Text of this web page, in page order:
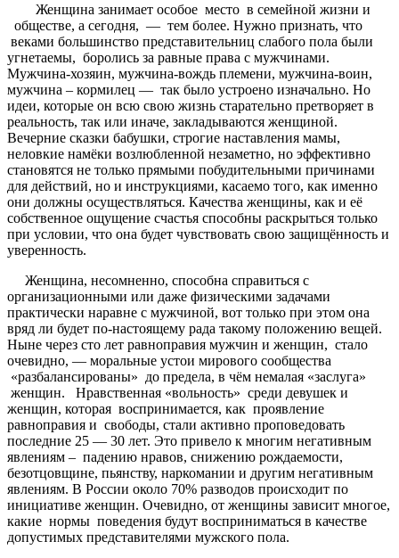
Женщина занимает особое место в семейной жизни и
обществе, а сегодня, — тем более. Нужно признать, что
веками большинство представительниц слабого пола были
угнетаемы, боролись за равные права с мужчинами.
Мужчина-хозяин, мужчина-вождь племени, мужчина-воин,
мужчина – кормилец — так было устроено изначально. Но
идеи, которые он всю свою жизнь старательно претворяет в
реальность, так или иначе, закладываются женщиной.
Вечерние сказки бабушки, строгие наставления мамы,
неловкие намёки возлюбленной незаметно, но эффективно
становятся не только прямыми побудительными причинами
для действий, но и инструкциями, касаемо того, как именно
они должны осуществляться. Качества женщины, как и её
собственное ощущение счастья способны раскрыться только
при условии, что она будет чувствовать свою защищённость и
уверенность.
Женщина, несомненно, способна справиться с
организационными или даже физическими задачами
практически наравне с мужчиной, вот только при этом она
вряд ли будет по-настоящему рада такому положению вещей.
Ныне через сто лет равноправия мужчин и женщин, стало
очевидно, — моральные устои мирового сообщества
«разбалансированы» до предела, в чём немалая «заслуга»
женщин. Нравственная «вольность» среди девушек и
женщин, которая воспринимается, как проявление
равноправия и свободы, стали активно проповедовать
последние 25 — 30 лет. Это привело к многим негативным
явлениям – падению нравов, снижению рождаемости,
безотцовщине, пьянству, наркомании и другим негативным
явлениям. В России около 70% разводов происходит по
инициативе женщин. Очевидно, от женщины зависит многое,
какие нормы поведения будут восприниматься в качестве
допустимых представителями мужского пола.